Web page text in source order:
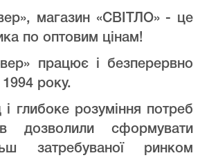
магазин «СВІТЛО» - це
по оптовим цінам!
працює і безперервно
року.
і глибоке розуміння потреб
дозволили сформувати
затребуваної ринком